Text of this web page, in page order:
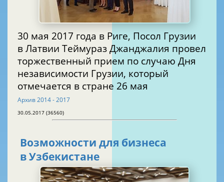
30 мая 2017 года в Риге, Посол Грузии
в Латвии Теймураз Джанджалия провел
торжественный прием по случаю Дня
независимости Грузии, который
отмечается в стране 26 мая
Архив 2014 - 2017
30.05.2017 (36560)
Возможности для бизнеса
в Узбекистане